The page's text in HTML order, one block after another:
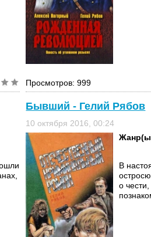
Просмотров: 999
Бывший - Гелий Рябов
10 октября 2016, 00:24
В
о